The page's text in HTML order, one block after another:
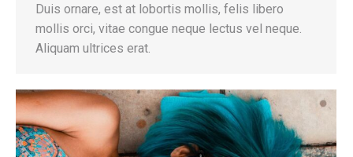
Duis ornare, est at lobortis mollis, felis libero
mollis orci, vitae congue neque lectus vel neque.
Aliquam ultrices erat.